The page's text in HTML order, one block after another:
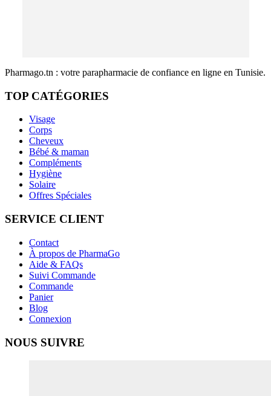
Pharmago.tn : votre parapharmacie de confiance en ligne en Tunisie.
TOP CATÉGORIES
Visage
Corps
Cheveux
Bébé & maman
Compléments
Hygiène
Solaire
Offres Spéciales
SERVICE CLIENT
Contact
À propos de PharmaGo
Aide & FAQs
Suivi Commande
Commande
Panier
Blog
Connexion
NOUS SUIVRE